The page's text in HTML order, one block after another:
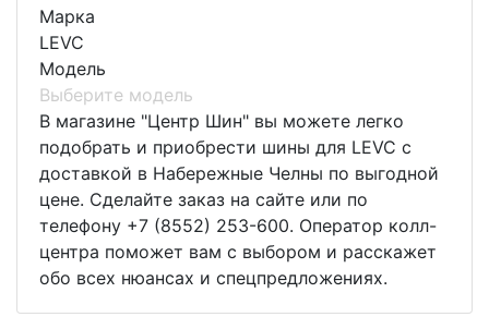
Марка
LEVC
Модель
Выберите модель
В магазине "Центр Шин" вы можете легко
подобрать и приобрести шины для LEVC с
доставкой в Набережные Челны по выгодной
цене. Сделайте заказ на сайте или по
телефону +7 (8552) 253-600. Оператор колл-
центра поможет вам с выбором и расскажет
обо всех нюансах и спецпредложениях.